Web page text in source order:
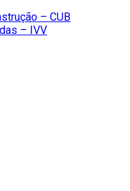
– CUB
– IVV